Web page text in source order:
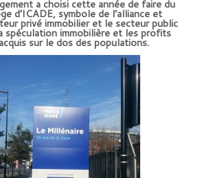
a choisi cette année de faire du
d’ICADE, symbole de l’alliance et
privé immobilier et le secteur public
spéculation immobilière et les profits
sur le dos des populations.